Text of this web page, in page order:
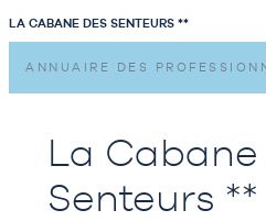
LA CABANE DES SENTEURS **
La Cabane
Senteurs **
ANNUAIRE DES